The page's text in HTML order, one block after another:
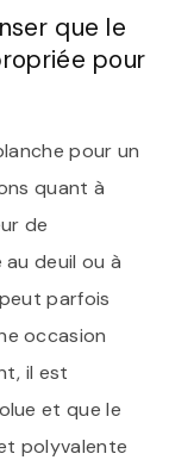
que le
pour
pour un
quant à
de
deuil ou à
parfois
occasion
il est
et que le
polyvalente